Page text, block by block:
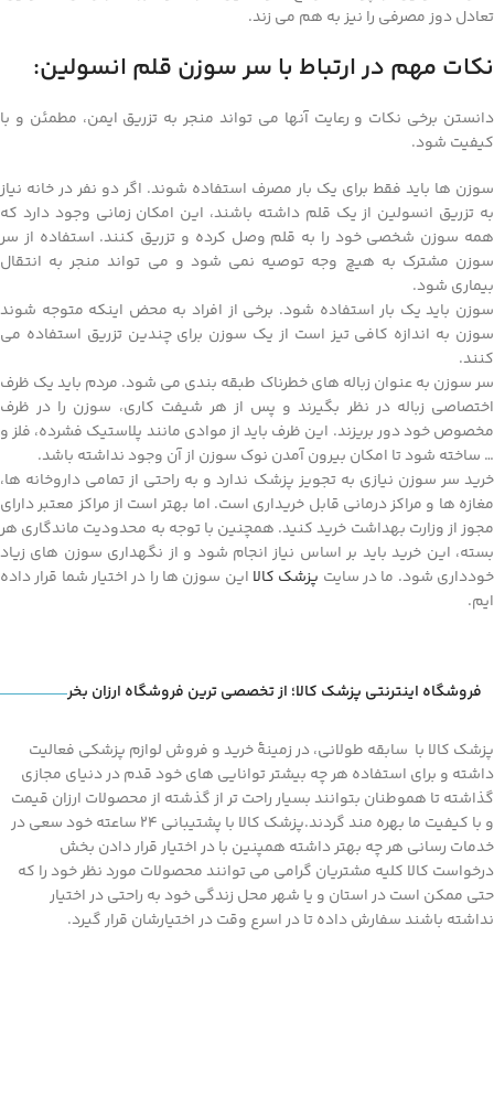
تعادل دوز مصرفی را نیز به هم می زند.
نکات مهم در ارتباط با سر سوزن قلم انسولین:
دانستن برخی نکات و رعایت آنها می تواند منجر به تزریق ایمن، مطمئن و با
کیفیت شود.
سوزن ها باید فقط برای یک بار مصرف استفاده شوند. اگر دو نفر در خانه نیاز
به تزریق انسولین از یک قلم داشته باشند، این امکان زمانی وجود دارد که
همه سوزن شخصی خود را به قلم وصل کرده و تزریق کنند. استفاده از سر
سوزن مشترک به هیچ وجه توصیه نمی شود و می تواند منجر به انتقال
بیماری شود.
سوزن باید یک بار استفاده شود. برخی از افراد به محض اینکه متوجه شوند
سوزن به اندازه کافی تیز است از یک سوزن برای چندین تزریق استفاده می
کنند.
سر سوزن به عنوان زباله های خطرناک طبقه بندی می شود. مردم باید یک ظرف
اختصاصی زباله در نظر بگیرند و پس از هر شیفت کاری، سوزن را در ظرف
مخصوص خود دور بریزند. این ظرف باید از موادی مانند پلاستیک فشرده، فلز و
… ساخته شود تا امکان بیرون آمدن نوک سوزن از آن وجود نداشته باشد.
خرید سر سوزن نیازی به تجویز پزشک ندارد و به راحتی از تمامی داروخانه ها،
مغازه ها و مراکز درمانی قابل خریداری است. اما بهتر است از مراکز معتبر دارای
مجوز از وزارت بهداشت خرید کنید. همچنین با توجه به محدودیت ماندگاری هر
بسته، این خرید باید بر اساس نیاز انجام شود و از نگهداری سوزن های زیاد
خودداری شود. ما در سایت پزشک کالا این سوزن ها را در اختیار شما قرار داده
ایم.
فروشگاه اینترنتی پزشک کالا؛ از تخصصی ترین فروشگاه ارزان بخر
پزشک کالا با سابقه طولانی، در زمینۀ خرید و فروش لوازم پزشکی فعالیت
داشته و برای استفاده هر چه بیشتر توانایی های خود قدم در دنیای مجازی
گذاشته تا هموطنان بتوانند بسیار راحت تر از گذشته از محصولات ارزان قیمت
و با کیفیت ما بهره مند گردند.پزشک کالا با پشتیبانی 24 ساعته خود سعی در
خدمات رسانی هر چه بهتر داشته همپنین با در اختیار قرار دادن بخش
درخواست کالا کلیه مشتریان گرامی می توانند محصولات مورد نظر خود را که
حتی ممکن است در استان و یا شهر محل زندگی خود به راحتی در اختیار
نداشته باشند سفارش داده تا در اسرع وقت در اختیارشان قرار گیرد.